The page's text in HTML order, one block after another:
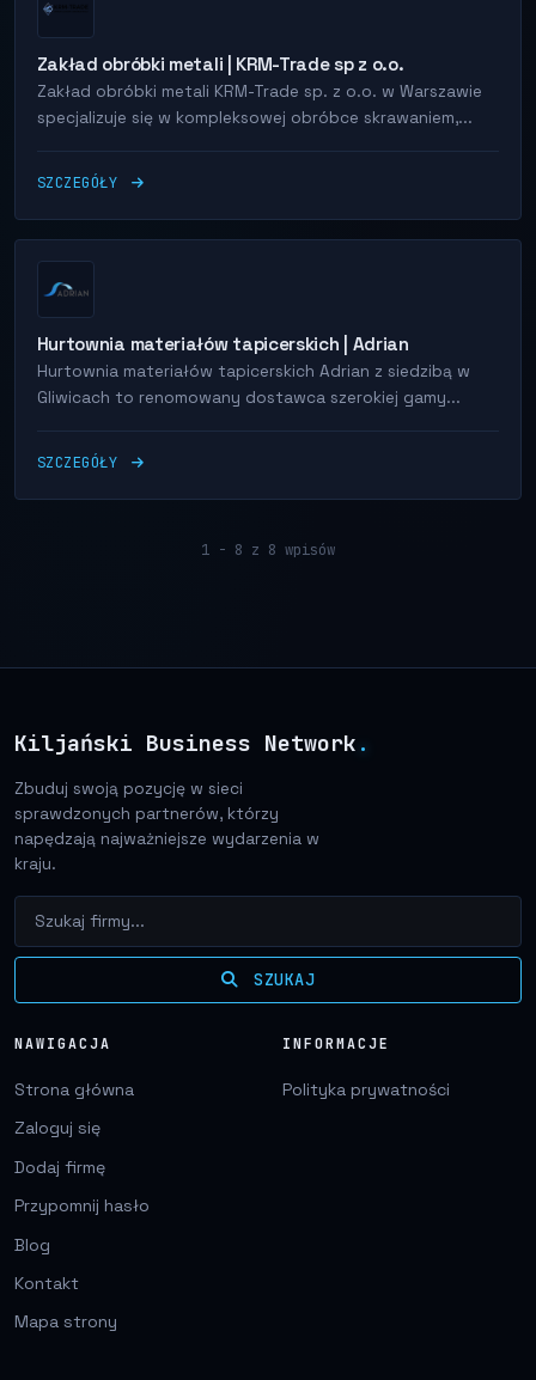
Zakład obróbki metali | KRM-Trade sp z o.o.
Zakład obróbki metali KRM-Trade sp. z o.o. w Warszawie
specjalizuje się w kompleksowej obróbce skrawaniem,...
SZCZEGÓŁY
Hurtownia materiałów tapicerskich | Adrian
Hurtownia materiałów tapicerskich Adrian z siedzibą w
Gliwicach to renomowany dostawca szerokiej gamy...
SZCZEGÓŁY
1 - 8 z 8 wpisów
Kiljański Business Network .
Zbuduj swoją pozycję w sieci
sprawdzonych partnerów, którzy
napędzają najważniejsze wydarzenia w
kraju.
SZUKAJ
NAWIGACJA
Strona główna
Zaloguj się
Dodaj firmę
Przypomnij hasło
Blog
Kontakt
Mapa strony
INFORMACJE
Polityka prywatności